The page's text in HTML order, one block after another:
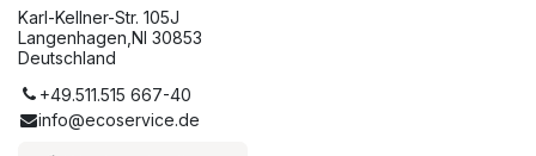
Karl-Kellner-Str. 105J
Langenhagen,NI 30853
Deutschland
+49.511.515 667-40
info@ecoservice.de